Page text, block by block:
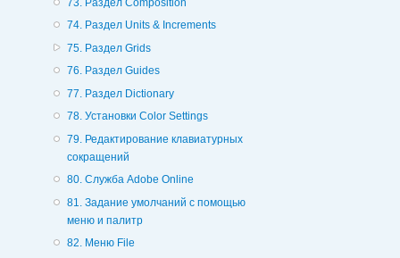
73. Раздел Composition
74. Раздел Units & Increments
75. Раздел Grids
76. Раздел Guides
77. Раздел Dictionary
78. Установки Color Settings
79. Редактирование клавиатурных
сокращений
80. Служба Adobe Online
81. Задание умолчаний с помощью
меню и палитр
82. Меню File